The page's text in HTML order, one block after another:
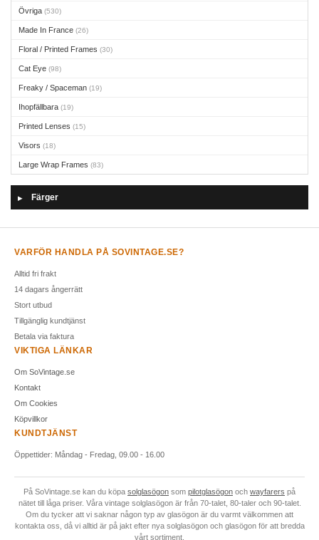
Övriga (530)
Made In France (26)
Floral / Printed Frames (30)
Cat Eye (98)
Freaky / Spaceman (19)
Ihopfällbara (19)
Printed Lenses (15)
Visors (18)
Large Wrap Frames (83)
▶ Färger
VARFÖR HANDLA PÅ SOVINTAGE.SE?
Alltid fri frakt
14 dagars ångerrätt
Stort utbud
Tillgänglig kundtjänst
Betala via faktura
VIKTIGA LÄNKAR
Om SoVintage.se
Kontakt
Om Cookies
Köpvillkor
KUNDTJÄNST
Öppettider: Måndag - Fredag, 09.00 - 16.00
På SoVintage.se kan du köpa solglasögon som pilotglasögon och wayfarers på
nätet till låga priser. Våra vintage solglasögon är från 70-talet, 80-taler och 90-talet.
Om du tycker att vi saknar någon typ av glasögon är du varmt välkommen att
kontakta oss, då vi alltid är på jakt efter nya solglasögon och glasögon för att bredda
vårt sortiment.